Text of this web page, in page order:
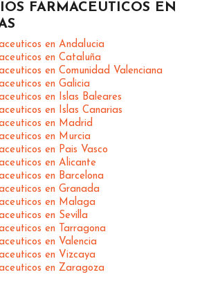
FARMACEUTICOS EN
en Andalucia
en Cataluña
en Comunidad Valenciana
en Galicia
en Islas Baleares
en Islas Canarias
en Madrid
en Murcia
en Pais Vasco
en Alicante
en Barcelona
en Granada
en Malaga
en Sevilla
en Tarragona
en Valencia
en Vizcaya
en Zaragoza